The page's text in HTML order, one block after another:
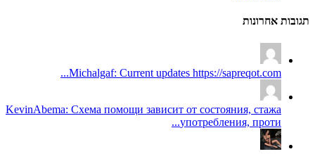
תגובות אחרונות
Michalgaf: Current updates https://sapreqot.com...
KevinAbema: Схема помощи зависит от состояния, стажа
употребления, проти...